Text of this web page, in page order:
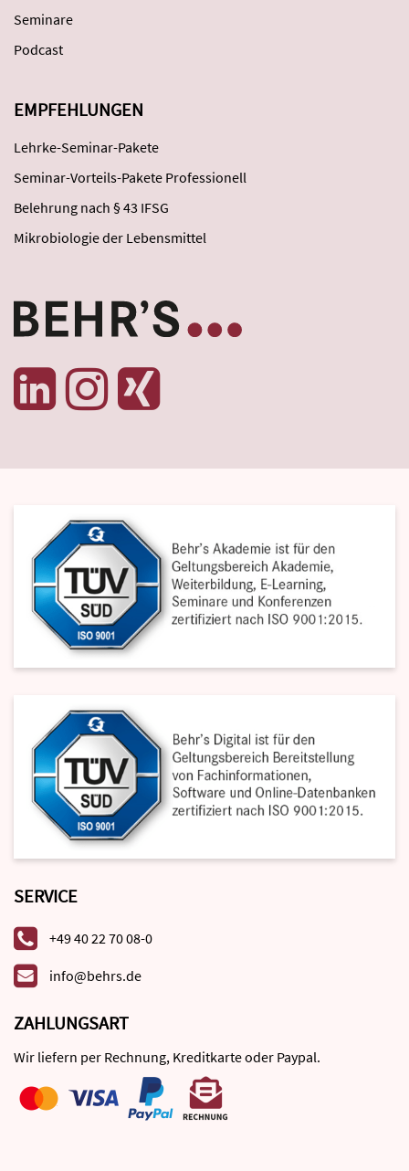
Seminare
Podcast
EMPFEHLUNGEN
Lehrke-Seminar-Pakete
Seminar-Vorteils-Pakete Professionell
Belehrung nach § 43 IFSG
Mikrobiologie der Lebensmittel
SERVICE
+49 40 22 70 08-0
info@behrs.de
ZAHLUNGSART
Wir liefern per Rechnung, Kreditkarte oder Paypal.